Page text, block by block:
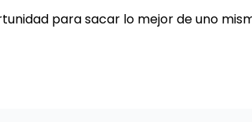
para sacar lo mejor de uno